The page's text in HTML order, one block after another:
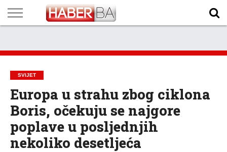
TECH
PROGRAM
PROGNOZA
PUTEVIMA
LISTA
NAMA
SVIJET
Europa u strahu zbog ciklona
Boris, očekuju se najgore
poplave u posljednjih
nekoliko desetljeća